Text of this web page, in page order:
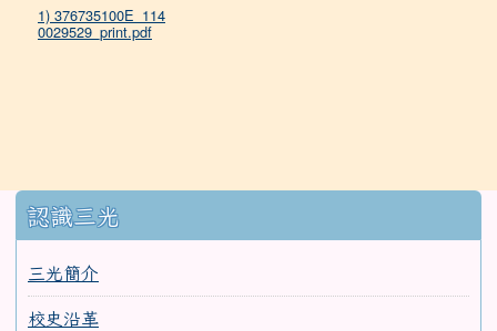
1) 376735100E_114
0029529_print.pdf
::: 認識三光
三光簡介
校史沿革